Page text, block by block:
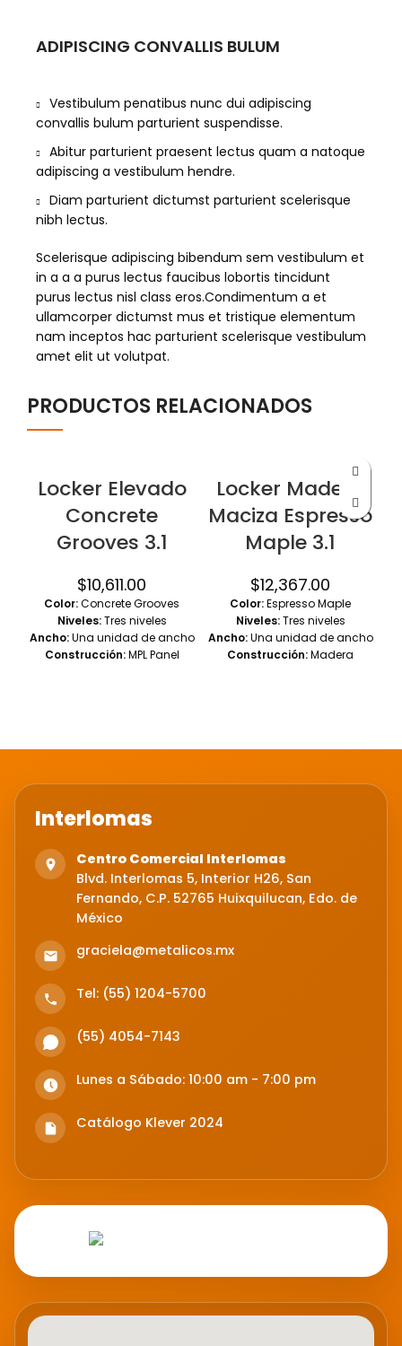
ADIPISCING CONVALLIS BULUM
Vestibulum penatibus nunc dui adipiscing
convallis bulum parturient suspendisse.
Abitur parturient praesent lectus quam a natoque
adipiscing a vestibulum hendre.
Diam parturient dictumst parturient scelerisque
nibh lectus.
Scelerisque adipiscing bibendum sem vestibulum et
in a a a purus lectus faucibus lobortis tincidunt
purus lectus nisl class eros.Condimentum a et
ullamcorper dictumst mus et tristique elementum
nam inceptos hac parturient scelerisque vestibulum
amet elit ut volutpat.
PRODUCTOS RELACIONADOS
Locker Elevado
Concrete
Grooves 3.1
$10,611.00
Color:Concrete Grooves
Niveles:Tres niveles
Ancho:Una unidad de ancho
Construcción:MPL Panel
Locker Madera
Maciza Espresso
Maple 3.1
$12,367.00
Color:Espresso Maple
Niveles:Tres niveles
Ancho:Una unidad de ancho
Construcción:Madera
Interlomas
Centro Comercial Interlomas
Blvd. Interlomas 5, Interior H26, San
Fernando, C.P. 52765 Huixquilucan, Edo. de
México
graciela@metalicos.mx
Tel: (55) 1204-5700
(55) 4054-7143
Lunes a Sábado: 10:00 am - 7:00 pm
Catálogo Klever 2024